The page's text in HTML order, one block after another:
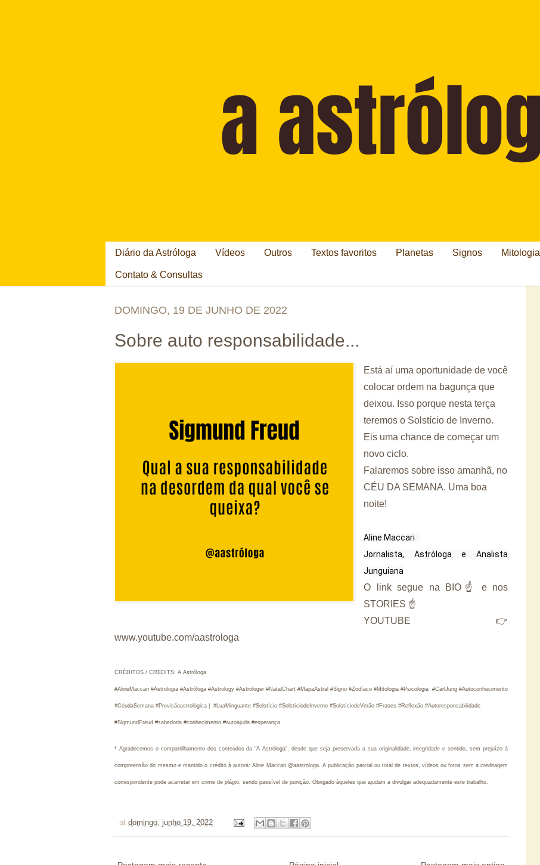
Diário da Astróloga Vídeos Outros Textos favoritos Planetas Signos Mitologia
Contato & Consultas
DOMINGO, 19 DE JUNHO DE 2022
Sobre auto responsabilidade...
Está aí uma oportunidade de você
colocar ordem na bagunça que
deixou. Isso porque nesta terça
teremos o Solstício de Inverno.
Eis uma chance de começar um
novo ciclo.
Falaremos sobre isso amanhã, no
CÉU DA SEMANA. Uma boa
noite!
Aline Maccari
Jornalista, Astróloga e Analista
Junguiana
O link segue na BIO☝ e nos
STORIES ☝
YOUTUBE👉
www.youtube.com/aastrologa
CRÉDITOS / CREDITS: A Astróloga
#AlineMaccari #Astrologia #Astróloga #Astrology #Astrologer #NatalChart #MapaAstral #Signo #Zodíaco #Mitologia #Psicologia  #CarlJung #Autoconhecimento
#CéudaSemana #Previsãoastrológica |  #LuaMinguante #Solstício #SolstíciodeInverno #SolstíciodeVerão #Frases #Reflexão #Autoresponsabilidade
#SigmundFreud #sabedoria #conhecimento #autoajuda #esperança
* Agradecemos o compartilhamento dos conteúdos da "A Astróloga", desde que seja preservada a sua originalidade, integridade e sentido, sem prejuízo à
compreensão do mesmo e mantido o crédito à autora: Aline Maccari @aastrologa. A publicação parcial ou total de textos, vídeos ou fotos sem a creditagem
correspondente pode acarretar em crime de plágio, sendo passível de punição. Obrigado àqueles que ajudam a divulgar adequadamente este trabalho.
at domingo, junho 19, 2022